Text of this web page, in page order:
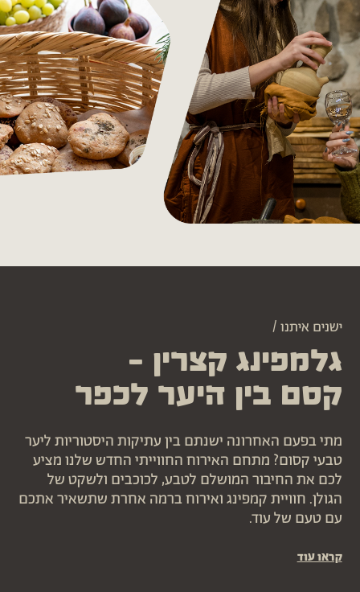
ישנים איתנו /
גלמפינג קצרין –
קסם בין היער לכפר
מתי בפעם האחרונה ישנתם בין עתיקות היסטוריות ליער
טבעי קסום? מתחם האירוח החווייתי החדש שלנו מציע
לכם את החיבור המושלם לטבע, לכוכבים ולשקט של
הגולן. חוויית קמפינג ואירוח ברמה אחרת שתשאיר אתכם
עם טעם של עוד.
קראו עוד